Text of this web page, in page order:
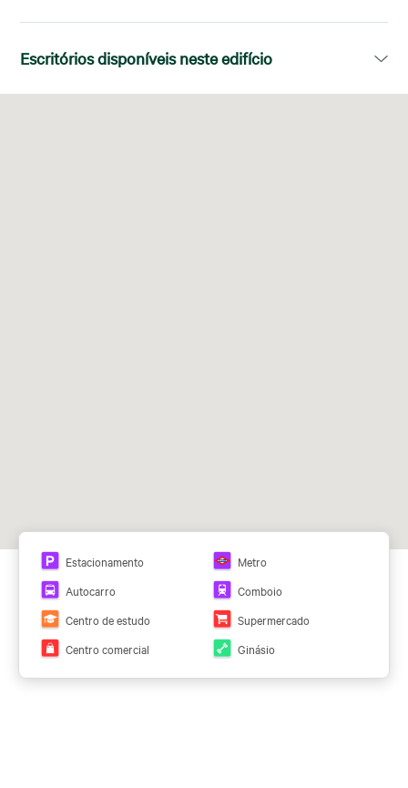
Escritórios disponíveis neste edifício
Estacionamento
Metro
Autocarro
Comboio
Centro de estudo
Supermercado
Centro comercial
Ginásio